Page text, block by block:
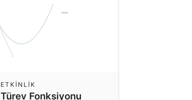
Türev Fonksiyonu
ETKINLIK